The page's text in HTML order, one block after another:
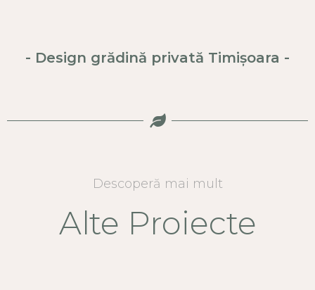
- Design grădină privată Timișoara -
Descoperă mai mult
Alte Proiecte